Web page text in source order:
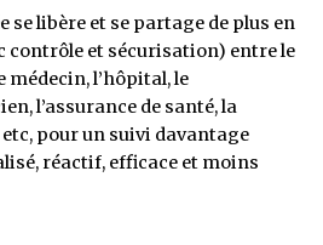
se libère et se partage de plus en
contrôle et sécurisation) entre le
médecin, l’hôpital, le
l’assurance de santé, la
pour un suivi davantage
réactif, efficace et moins